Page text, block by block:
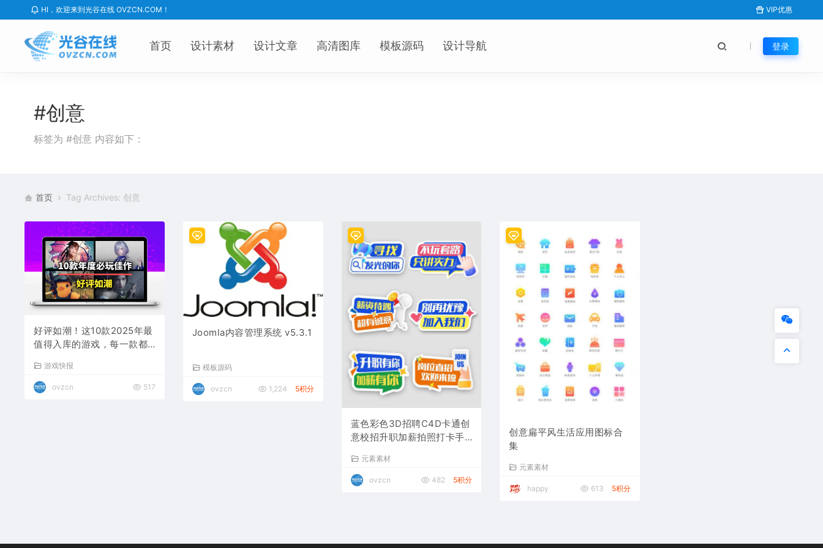
HI，欢迎来到光谷在线 OVZCN.COM！ VIP优惠
首页 设计素材 设计文章 高清图库 模板源码 设计导航 登录
#创意
标签为 #创意 内容如下：
首页 Tag Archives: 创意
好评如潮！这10款2025年最
值得入库的游戏，每一款都
游戏快报
ovzcn 517
Joomla内容管理系统 v5.3.1
模板源码
ovzcn 1,224 5积分
蓝色彩色3D招聘C4D卡通创
意校招升职加薪拍照打卡手
元素素材
ovzcn 482 5积分
创意扁平风生活应用图标合
集
元素素材
happy 613 5积分